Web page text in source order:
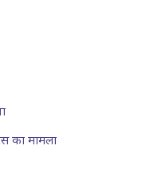
का मामला